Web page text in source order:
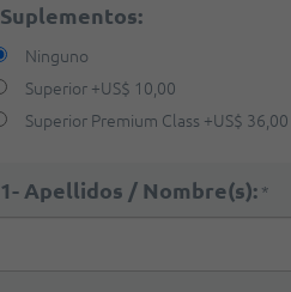
Suplementos:
Ninguno
Superior +US$ 10,00
Superior Premium Class +US$ 36,00
1- Apellidos / Nombre(s): *